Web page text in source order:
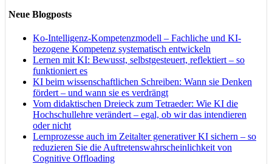
Neue Blogposts
Ko-Intelligenz-Kompetenzmodell – Fachliche und KI-
bezogene Kompetenz systematisch entwickeln
Lernen mit KI: Bewusst, selbstgesteuert, reflektiert – so
funktioniert es
KI beim wissenschaftlichen Schreiben: Wann sie Denken
fördert – und wann sie es verdrängt
Vom didaktischen Dreieck zum Tetraeder: Wie KI die
Hochschullehre verändert – egal, ob wir das intendieren
oder nicht
Lernprozesse auch im Zeitalter generativer KI sichern – so
reduzieren Sie die Auftretenswahrscheinlichkeit von
Cognitive Offloading